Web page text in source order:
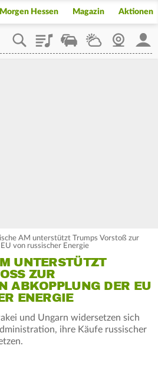
Hessen Magazin Aktionen
PlaylistStaupilotWetterWebcam
AM unterstützt Trumps Vorstoß zur
von russischer Energie
UNTERSTÜTZT
ZUR V
DER EU V
ENERGIE
und Ungarn widersetzen sich
ihre Käufe russischer